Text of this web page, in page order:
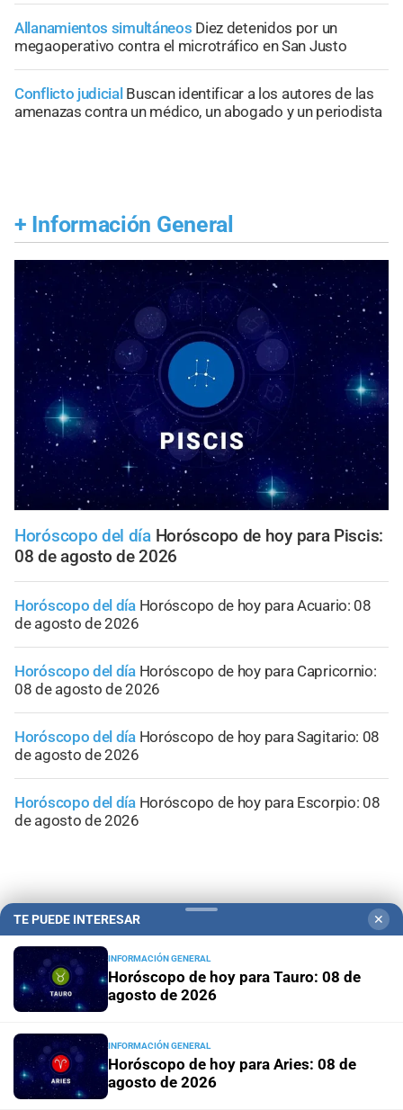
Allanamientos simultáneos Diez detenidos por un
megaoperativo contra el microtráfico en San Justo
Conflicto judicial Buscan identificar a los autores de las
amenazas contra un médico, un abogado y un periodista
+ Información General
Horóscopo del día Horóscopo de hoy para Piscis:
08 de agosto de 2026
Horóscopo del día Horóscopo de hoy para Acuario: 08
de agosto de 2026
Horóscopo del día Horóscopo de hoy para Capricornio:
08 de agosto de 2026
Horóscopo del día Horóscopo de hoy para Sagitario: 08
de agosto de 2026
Horóscopo del día Horóscopo de hoy para Escorpio: 08
de agosto de 2026
TE PUEDE INTERESAR ✕
INFORMACIÓN GENERAL
Horóscopo de hoy para Tauro: 08 de
agosto de 2026
INFORMACIÓN GENERAL
Horóscopo de hoy para Aries: 08 de
agosto de 2026